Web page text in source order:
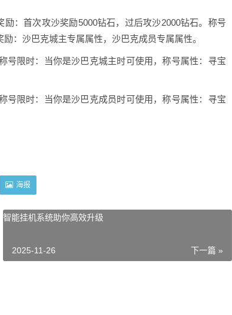
：首次攻沙奖励5000钻石，过后攻沙2000钻石。称号
：沙巴克城主专属属性，沙巴克成员专属属性。
限时：当你是沙巴克城主时可使用，称号属性：寻宝
限时：当你是沙巴克成员时可使用，称号属性：寻宝
海报
智能挂机系统助你高效升级
下一篇 »
2025-11-26